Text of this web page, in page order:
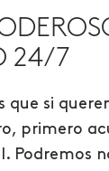
24/7
que si
primero
Podremos